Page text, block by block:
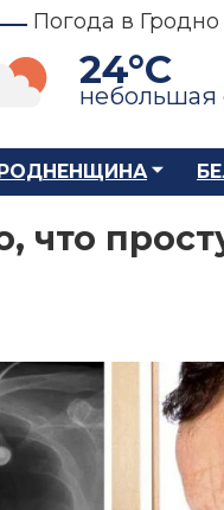
Погода в Гродно
24°C
небольшая
что